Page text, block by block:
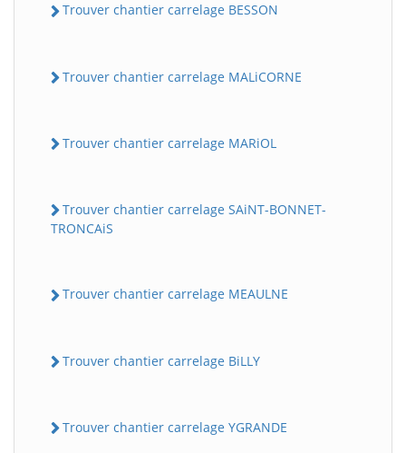
Trouver chantier carrelage BESSON
Trouver chantier carrelage MALiCORNE
Trouver chantier carrelage MARiOL
Trouver chantier carrelage SAiNT-BONNET-
TRONCAiS
Trouver chantier carrelage MEAULNE
Trouver chantier carrelage BiLLY
Trouver chantier carrelage YGRANDE